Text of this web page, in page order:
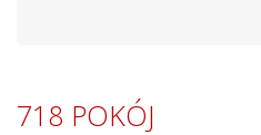
718 POKÓJ